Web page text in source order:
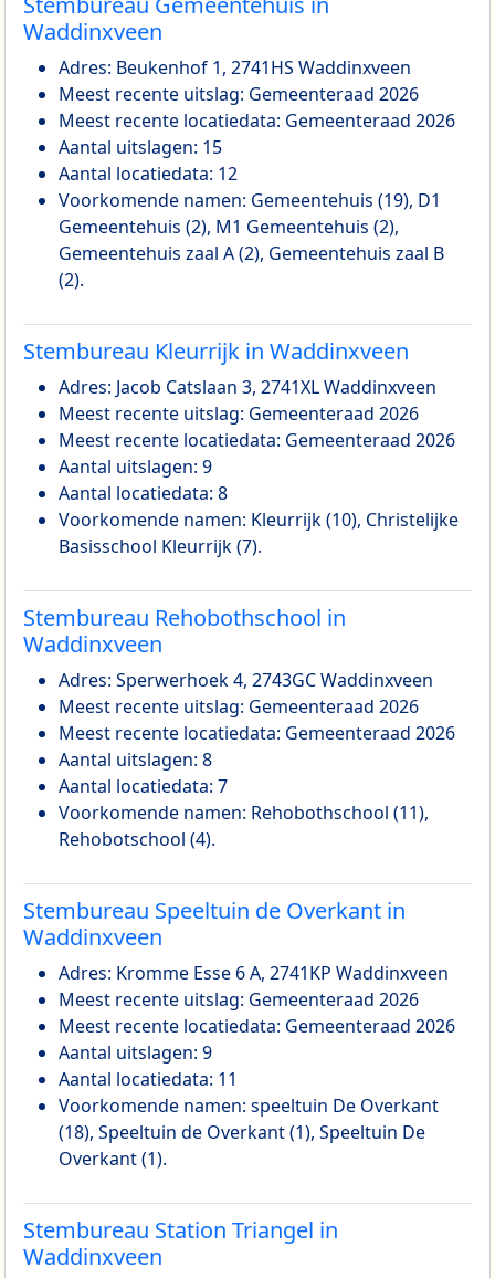
Waddinxveen
Adres: Beukenhof 1, 2741HS Waddinxveen
Meest recente uitslag: Gemeenteraad 2026
Meest recente locatiedata: Gemeenteraad 2026
Aantal uitslagen: 15
Aantal locatiedata: 12
Voorkomende namen: Gemeentehuis (19), D1
Gemeentehuis (2), M1 Gemeentehuis (2),
Gemeentehuis zaal A (2), Gemeentehuis zaal B
(2).
Stembureau Kleurrijk in Waddinxveen
Adres: Jacob Catslaan 3, 2741XL Waddinxveen
Meest recente uitslag: Gemeenteraad 2026
Meest recente locatiedata: Gemeenteraad 2026
Aantal uitslagen: 9
Aantal locatiedata: 8
Voorkomende namen: Kleurrijk (10), Christelijke
Basisschool Kleurrijk (7).
Stembureau Rehobothschool in
Waddinxveen
Adres: Sperwerhoek 4, 2743GC Waddinxveen
Meest recente uitslag: Gemeenteraad 2026
Meest recente locatiedata: Gemeenteraad 2026
Aantal uitslagen: 8
Aantal locatiedata: 7
Voorkomende namen: Rehobothschool (11),
Rehobotschool (4).
Stembureau Speeltuin de Overkant in
Waddinxveen
Adres: Kromme Esse 6 A, 2741KP Waddinxveen
Meest recente uitslag: Gemeenteraad 2026
Meest recente locatiedata: Gemeenteraad 2026
Aantal uitslagen: 9
Aantal locatiedata: 11
Voorkomende namen: speeltuin De Overkant
(18), Speeltuin de Overkant (1), Speeltuin De
Overkant (1).
Stembureau Station Triangel in
Waddinxveen